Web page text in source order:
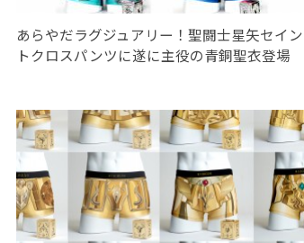
あらやだラグジュアリー！聖闘士星矢セイン
トクロスパンツに遂に主役の青銅聖衣登場